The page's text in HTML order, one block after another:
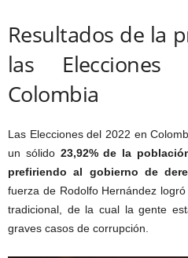
Resultados de la
las
Colombia
Las Elecciones del 2022 en
un sólido 23,92% de la
prefiriendo al gobierno de
fuerza de Rodolfo Hernández
tradicional, de la cual la gente
graves casos de corrupción.